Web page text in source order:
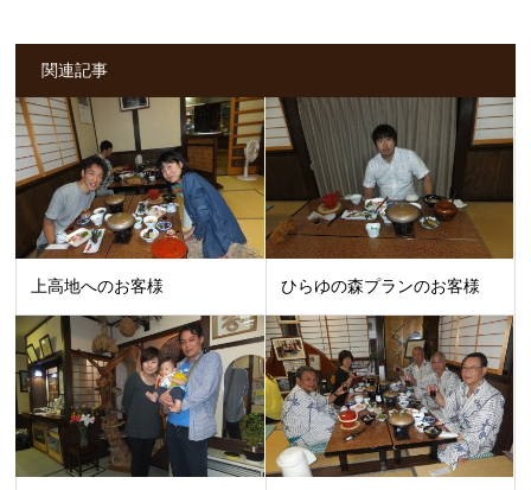
関連記事
上高地へのお客様 ひらゆの森プランのお客様